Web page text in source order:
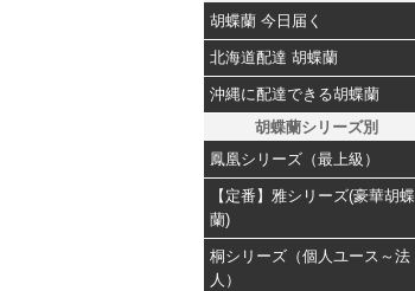
胡蝶蘭 今日届く
北海道配達 胡蝶蘭
沖縄に配達できる胡蝶蘭
胡蝶蘭シリーズ別
鳳凰シリーズ（最上級）
【定番】雅シリーズ(豪華胡蝶
蘭)
桐シリーズ（個人ユース～法
人）